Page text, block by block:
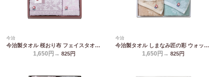
今治
今治製タオル 桜おり布 フェイスタオル&ウォッシュタオル パープル IS9615 PI/PU
1,650円→ 825円
今治
今治製タオル しまなみ匠の彩 ウォッシュタオル2P IMM-019
1,650円→ 825円